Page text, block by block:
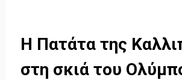
Η Πατάτα της
στη σκιά του